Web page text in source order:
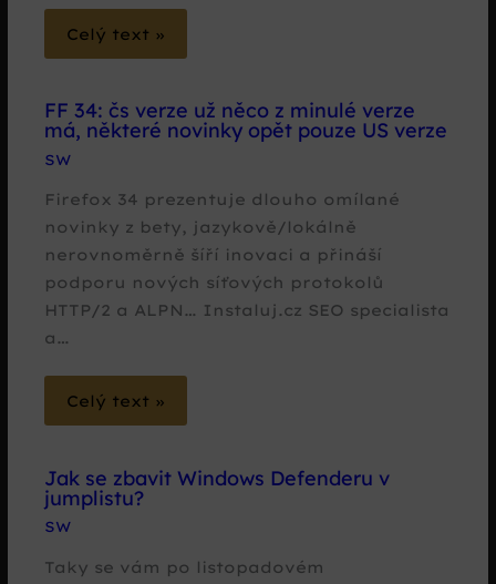
Celý text »
FF 34: čs verze už něco z minulé verze
má, některé novinky opět pouze US verze
SW
Firefox 34 prezentuje dlouho omílané
novinky z bety, jazykově/lokálně
nerovnoměrně šíří inovaci a přináší
podporu nových síťových protokolů
HTTP/2 a ALPN… Instaluj.cz SEO specialista
a…
Celý text »
Jak se zbavit Windows Defenderu v
jumplistu?
SW
Taky se vám po listopadovém